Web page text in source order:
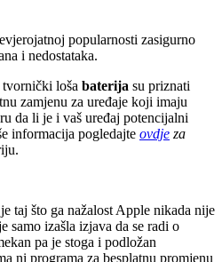
popularnosti zasigurno
i nedostataka.
loša baterija su priznati
zamjenu za uređaje koji imaju
da li je i vaš uređaj potencijalni
informacija pogledajte ovdje za
je taj što ga nažalost Apple nikada nije
samo izašla izjava da se radi o
pa je stoga i podložan
ni programa za besplatnu promjenu